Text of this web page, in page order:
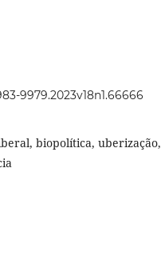
9979.2023v18n1.66666
biopolítica, uberização,